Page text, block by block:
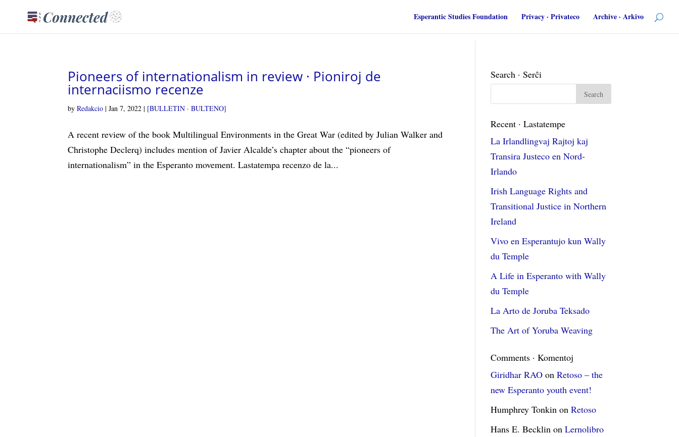
Esperantic Studies Foundation Privacy · Privateco Archive · Arkivo
Pioneers of internationalism in review · Pioniroj de
internaciismo recenze
byRedakcio |Jan 7, 2022 | [BULLETIN · BULTENO]
A recent review of the book Multilingual Environments in the Great War (edited by Julian Walker and
Christophe Declerq) includes mention of Javier Alcalde’s chapter about the “pioneers of
internationalism” in the Esperanto movement. Lastatempa recenzo de la...
Search · Serĉi
Recent · Lastatempe
La Irlandlingvaj Rajtoj kaj
Transira Justeco en Nord-
Irlando
Irish Language Rights and
Transitional Justice in Northern
Ireland
Vivo en Esperantujo kun Wally
du Temple
A Life in Esperanto with Wally
du Temple
La Arto de Joruba Teksado
The Art of Yoruba Weaving
Comments · Komentoj
Giridhar RAOon Retoso – the
new Esperanto youth event!
Humphrey Tonkinon Retoso
Hans E. Becklinon Lernolibro